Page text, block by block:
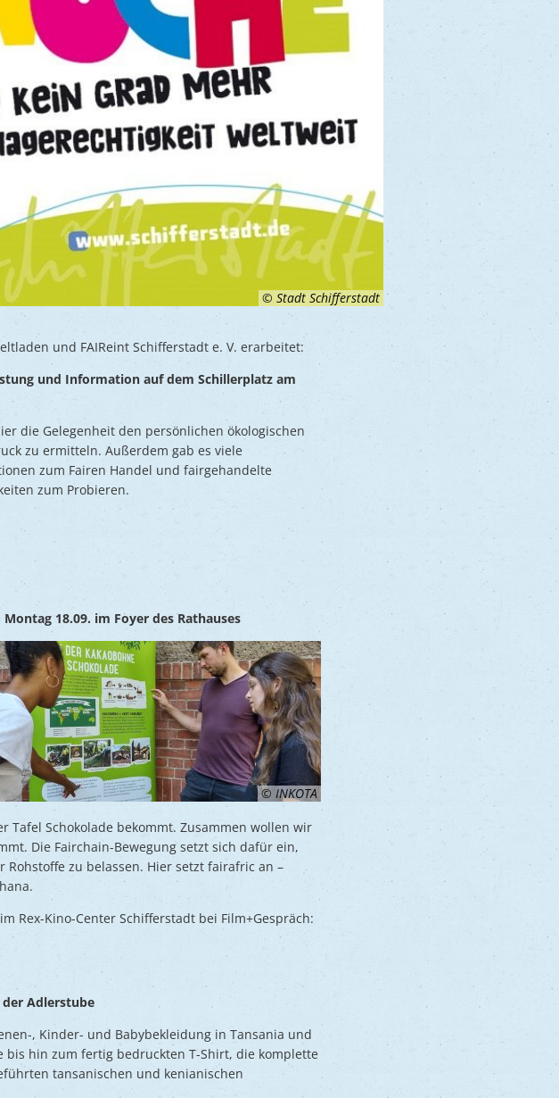
© Stadt Schifferstadt
und FAIReint Schifferstadt e. V. erarbeitet:
und Information auf dem Schillerplatz am
die Gelegenheit den persönlichen ökologischen
zu ermitteln. Außerdem gab es viele
zum Fairen Handel und fairgehandelte
zum Probieren.
18.09. im Foyer des Rathauses
© INKOTA
Schokolade bekommt. Zusammen wollen wir
Die Fairchain-Bewegung setzt sich dafür ein,
zu belassen. Hier setzt fairafric an –
Rex-Kino-Center Schifferstadt bei Film+Gespräch:
der Adlerstube
, Kinder- und Babybekleidung in Tansania und
bis hin zum fertig bedruckten T-Shirt, die komplette
tansanischen und kenianischen